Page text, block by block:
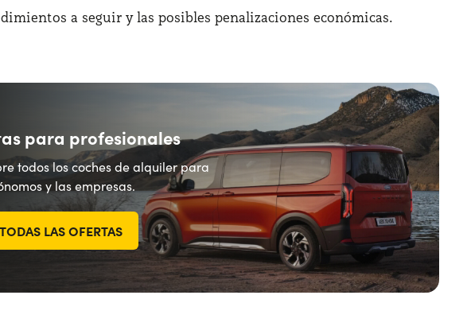
a seguir y las posibles penalizaciones económicas.​
para profesionales
todos los coches de alquiler para
y las empresas.
LAS OFERTAS